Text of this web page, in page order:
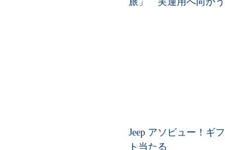
Jeep アソビュー！ギフ
ト当たる